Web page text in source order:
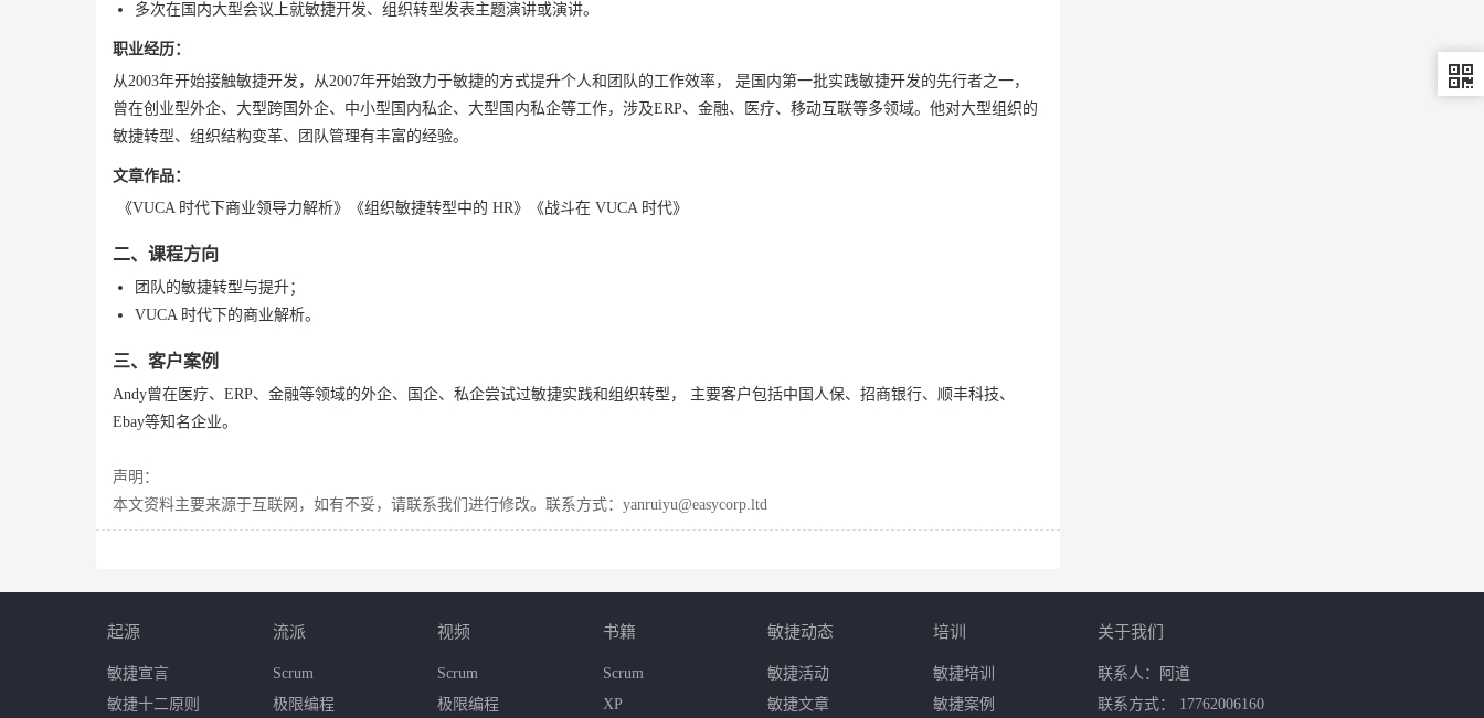
多次在国内大型会议上就敏捷开发、组织转型发表主题演讲或演讲。
职业经历：
从2003年开始接触敏捷开发，从2007年开始致力于敏捷的方式提升个人和团队的工作效率， 是国内第一批实践敏捷开发的先行者之一，
曾在创业型外企、大型跨国外企、中小型国内私企、大型国内私企等工作，涉及ERP、金融、医疗、移动互联等多领域。他对大型组织的
敏捷转型、组织结构变革、团队管理有丰富的经验。
文章作品：
《VUCA 时代下商业领导力解析》《组织敏捷转型中的 HR》《战斗在 VUCA 时代》
二、课程方向
团队的敏捷转型与提升；
VUCA 时代下的商业解析。
三、客户案例
Andy曾在医疗、ERP、金融等领域的外企、国企、私企尝试过敏捷实践和组织转型， 主要客户包括中国人保、招商银行、顺丰科技、
Ebay等知名企业。
声明：
本文资料主要来源于互联网，如有不妥，请联系我们进行修改。联系方式：yanruiyu@easycorp.ltd
起源
敏捷宣言
敏捷十二原则
流派
Scrum
极限编程
视频
Scrum
极限编程
书籍
Scrum
XP
敏捷动态
敏捷活动
敏捷文章
培训
敏捷培训
敏捷案例
关于我们
联系人：阿道
联系方式： 17762006160